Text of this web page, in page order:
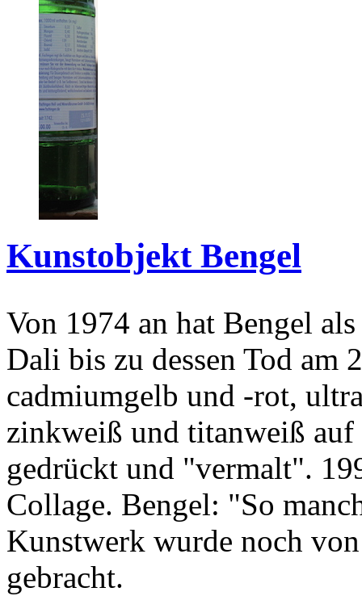
Kunstobjekt Bengel
Von 1974 an hat Bengel
Dali bis zu dessen Tod am
cadmiumgelb und -rot,
zinkweiß und titanweiß
gedrückt und "vermalt".
Collage. Bengel: "So
Kunstwerk wurde noch
gebracht.